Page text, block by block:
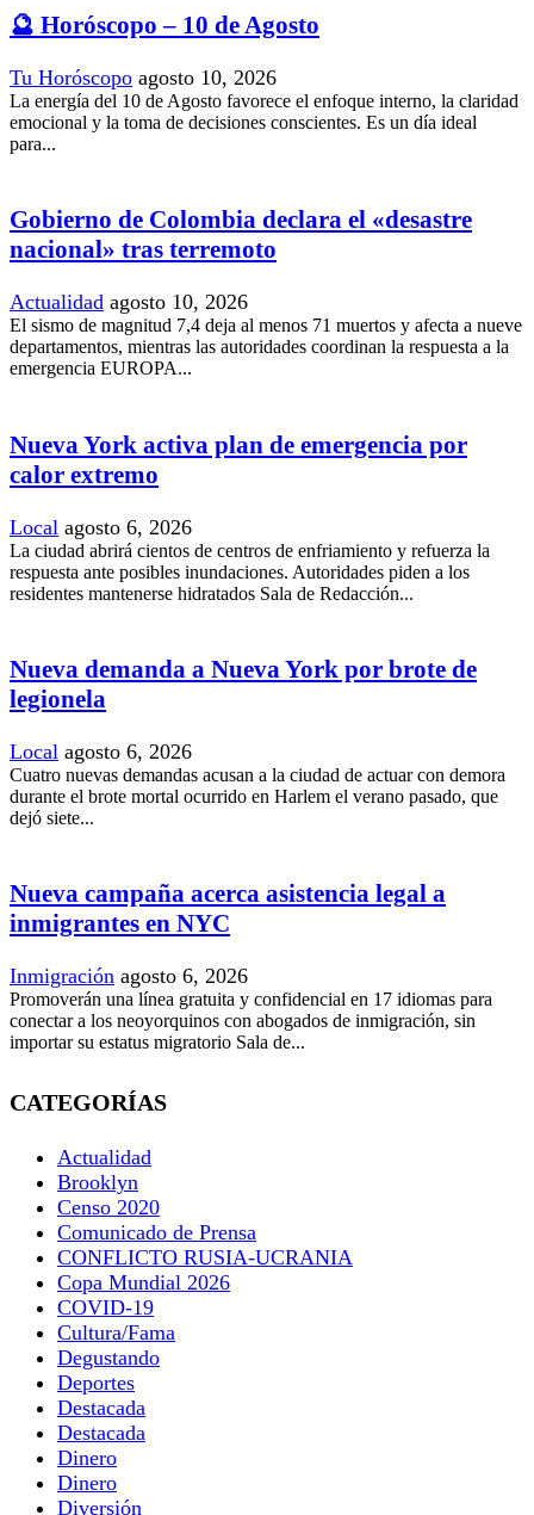
🔮 Horóscopo – 10 de Agosto
Tu Horóscopo agosto 10, 2026
La energía del 10 de Agosto favorece el enfoque interno, la claridad
emocional y la toma de decisiones conscientes. Es un día ideal
para...
Gobierno de Colombia declara el «desastre
nacional» tras terremoto
Actualidad agosto 10, 2026
El sismo de magnitud 7,4 deja al menos 71 muertos y afecta a nueve
departamentos, mientras las autoridades coordinan la respuesta a la
emergencia EUROPA...
Nueva York activa plan de emergencia por
calor extremo
Local agosto 6, 2026
La ciudad abrirá cientos de centros de enfriamiento y refuerza la
respuesta ante posibles inundaciones. Autoridades piden a los
residentes mantenerse hidratados Sala de Redacción...
Nueva demanda a Nueva York por brote de
legionela
Local agosto 6, 2026
Cuatro nuevas demandas acusan a la ciudad de actuar con demora
durante el brote mortal ocurrido en Harlem el verano pasado, que
dejó siete...
Nueva campaña acerca asistencia legal a
inmigrantes en NYC
Inmigración agosto 6, 2026
Promoverán una línea gratuita y confidencial en 17 idiomas para
conectar a los neoyorquinos con abogados de inmigración, sin
importar su estatus migratorio Sala de...
CATEGORÍAS
Actualidad
Brooklyn
Censo 2020
Comunicado de Prensa
CONFLICTO RUSIA-UCRANIA
Copa Mundial 2026
COVID-19
Cultura/Fama
Degustando
Deportes
Destacada
Destacada
Dinero
Dinero
Diversión